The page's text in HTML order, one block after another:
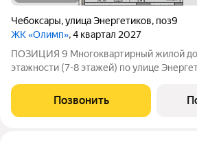
Чебоксары,улица Энергетиков, поз9
ЖК «Олимп», 4 квартал 2027
ПОЗИЦИЯ 9 Многоквартирный жилой
этажности (7-8 этажей) по улице
проекте дома отображены и учтены
строительные тенденции: Дом
Позвонить